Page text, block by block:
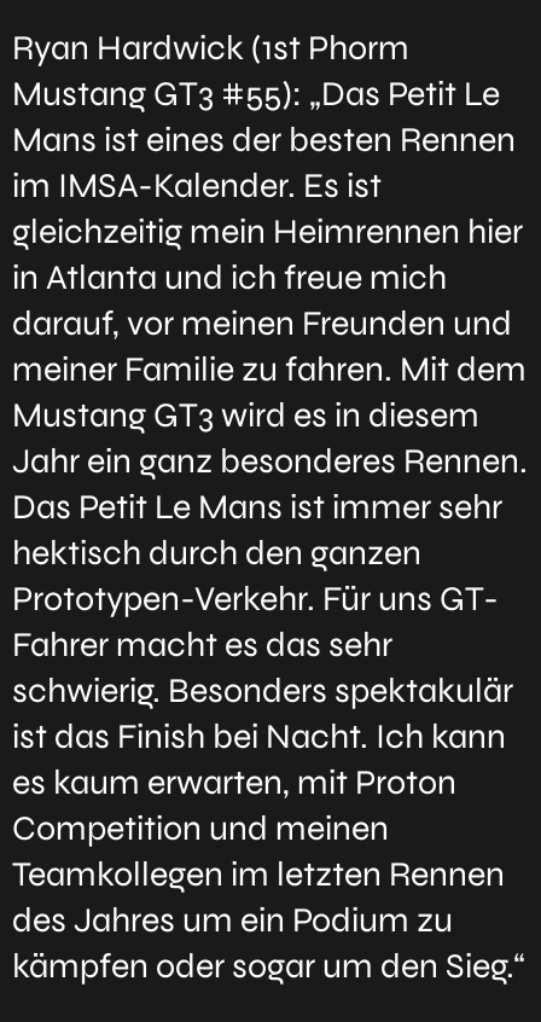
Ryan Hardwick (1st Phorm
Mustang GT3 #55): „Das Petit Le
Mans ist eines der besten Rennen
im IMSA-Kalender. Es ist
gleichzeitig mein Heimrennen hier
in Atlanta und ich freue mich
darauf, vor meinen Freunden und
meiner Familie zu fahren. Mit dem
Mustang GT3 wird es in diesem
Jahr ein ganz besonderes Rennen.
Das Petit Le Mans ist immer sehr
hektisch durch den ganzen
Prototypen-Verkehr. Für uns GT-
Fahrer macht es das sehr
schwierig. Besonders spektakulär
ist das Finish bei Nacht. Ich kann
es kaum erwarten, mit Proton
Competition und meinen
Teamkollegen im letzten Rennen
des Jahres um ein Podium zu
kämpfen oder sogar um den Sieg.“